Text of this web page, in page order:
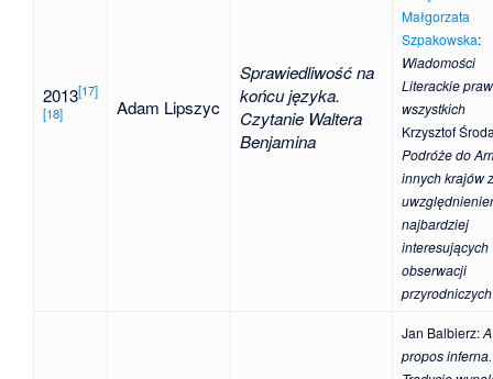
2013[17]
[18] Adam Lipszyc
Sprawiedliwość na
końcu języka.
Czytanie Waltera
Benjamina
Małgorzata
Szpakowska:
Wiadomości
Literackie
wszystkich
Krzysztof
Podróże do
innych krajów z
najbardziej
interesujących
obserwacji
przyrodniczych
Jan Balbierz:A
propos inferna.